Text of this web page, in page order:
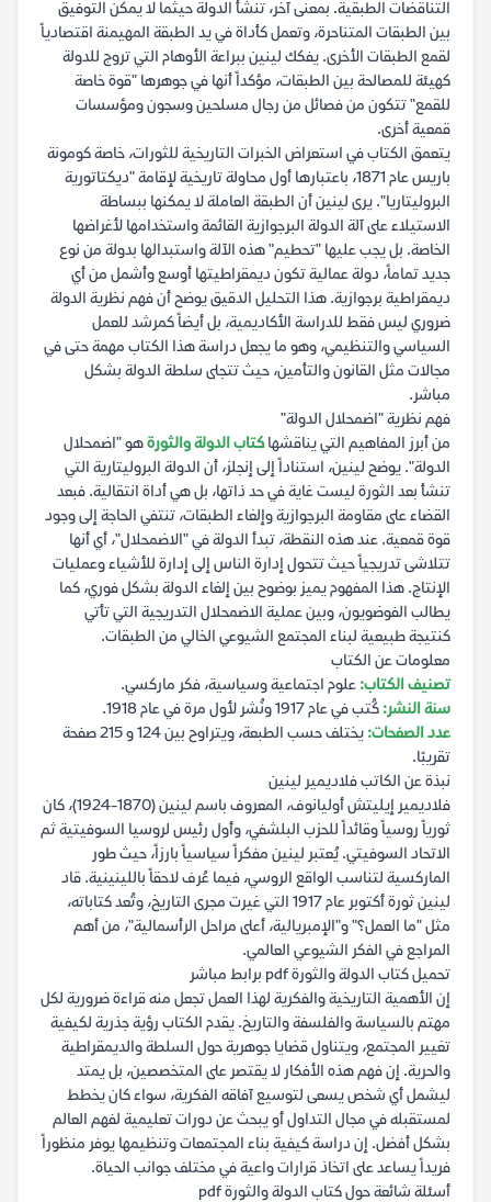
التناقضات الطبقية. بمعنى آخر، تنشأ الدولة حيثما لا يمكن التوفيق
بين الطبقات المتناحرة، وتعمل كأداة في يد الطبقة المهيمنة اقتصادياً
لقمع الطبقات الأخرى. يفكك لينين ببراعة الأوهام التي تروج للدولة
كهيئة للمصالحة بين الطبقات، مؤكداً أنها في جوهرها "قوة خاصة
للقمع" تتكون من فصائل من رجال مسلحين وسجون ومؤسسات
قمعية أخرى.
يتعمق الكتاب في استعراض الخبرات التاريخية للثورات، خاصة كومونة
باريس عام 1871، باعتبارها أول محاولة تاريخية لإقامة "ديكتاتورية
البروليتاريا". يرى لينين أن الطبقة العاملة لا يمكنها ببساطة
الاستيلاء على آلة الدولة البرجوازية القائمة واستخدامها لأغراضها
الخاصة. بل يجب عليها "تحطيم" هذه الآلة واستبدالها بدولة من نوع
جديد تماماً، دولة عمالية تكون ديمقراطيتها أوسع وأشمل من أي
ديمقراطية برجوازية. هذا التحليل الدقيق يوضح أن فهم نظرية الدولة
ضروري ليس فقط للدراسة الأكاديمية، بل أيضاً كمرشد للعمل
السياسي والتنظيمي، وهو ما يجعل دراسة هذا الكتاب مهمة حتى في
مجالات مثل القانون والتأمين، حيث تتجلى سلطة الدولة بشكل
مباشر.
فهم نظرية "اضمحلال الدولة"
من أبرز المفاهيم التي يناقشهاكتاب الدولة والثورةهو "اضمحلال
الدولة". يوضح لينين، استناداً إلى إنجلز، أن الدولة البروليتارية التي
تنشأ بعد الثورة ليست غاية في حد ذاتها، بل هي أداة انتقالية. فبعد
القضاء على مقاومة البرجوازية وإلغاء الطبقات، تنتفي الحاجة إلى وجود
قوة قمعية. عند هذه النقطة، تبدأ الدولة في "الاضمحلال"، أي أنها
تتلاشى تدريجياً حيث تتحول إدارة الناس إلى إدارة للأشياء وعمليات
الإنتاج. هذا المفهوم يميز بوضوح بين إلغاء الدولة بشكل فوري، كما
يطالب الفوضويون، وبين عملية الاضمحلال التدريجية التي تأتي
كنتيجة طبيعية لبناء المجتمع الشيوعي الخالي من الطبقات.
معلومات عن الكتاب
تصنيف الكتاب: علوم اجتماعية وسياسية، فكر ماركسي.
سنة النشر: كُتب في عام 1917 ونُشر لأول مرة في عام 1918.
عدد الصفحات:
يختلف حسب الطبعة، ويتراوح بين 124 و 215 صفحة
تقريبًا.
نبذة عن الكاتب فلاديمير لينين
فلاديمير إيليتش أوليانوف، المعروف باسم لينين (1870-1924)، كان
ثورياً روسياً وقائداً للحزب البلشفي، وأول رئيس لروسيا السوفيتية ثم
الاتحاد السوفيتي. يُعتبر لينين مفكراً سياسياً بارزاً، حيث طور
الماركسية لتناسب الواقع الروسي، فيما عُرف لاحقاً باللينينية. قاد
لينين ثورة أكتوبر عام 1917 التي غيرت مجرى التاريخ، وتُعد كتاباته،
مثل "ما العمل؟" و"الإمبريالية، أعلى مراحل الرأسمالية"، من أهم
المراجع في الفكر الشيوعي العالمي.
تحميل كتاب الدولة والثورة pdf برابط مباشر
إن الأهمية التاريخية والفكرية لهذا العمل تجعل منه قراءة ضرورية لكل
مهتم بالسياسة والفلسفة والتاريخ. يقدم الكتاب رؤية جذرية لكيفية
تغيير المجتمع، ويتناول قضايا جوهرية حول السلطة والديمقراطية
والحرية. إن فهم هذه الأفكار لا يقتصر على المتخصصين، بل يمتد
ليشمل أي شخص يسعى لتوسيع آفاقه الفكرية، سواء كان يخطط
لمستقبله في مجال التداول أو يبحث عن دورات تعليمية لفهم العالم
بشكل أفضل. إن دراسة كيفية بناء المجتمعات وتنظيمها يوفر منظوراً
فريداً يساعد على اتخاذ قرارات واعية في مختلف جوانب الحياة.
أسئلة شائعة حول كتاب الدولة والثورة pdf